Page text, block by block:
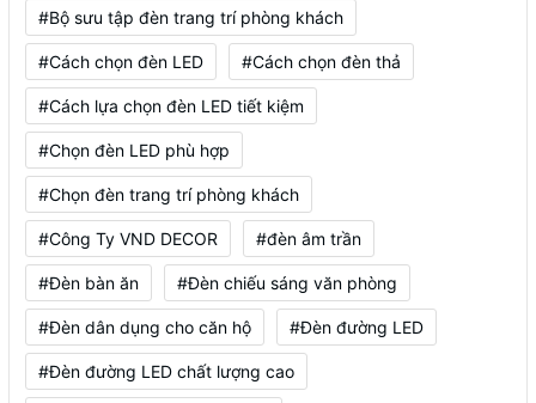
#Bộ sưu tập đèn trang trí phòng khách
#Cách chọn đèn LED #Cách chọn đèn thả
#Cách lựa chọn đèn LED tiết kiệm
#Chọn đèn LED phù hợp
#Chọn đèn trang trí phòng khách
#Công Ty VND DECOR #đèn âm trần
#Đèn bàn ăn #Đèn chiếu sáng văn phòng
#Đèn dân dụng cho căn hộ #Đèn đường LED
#Đèn đường LED chất lượng cao